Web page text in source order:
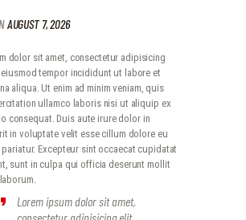
AUGUST 7, 2026
dolor sit amet, consectetur adipisicing
tempor incididunt ut labore et
aliqua. Ut enim ad minim veniam, quis
ullamco laboris nisi ut aliquip ex
consequat. Duis aute irure dolor in
in voluptate velit esse cillum dolore eu
Excepteur sint occaecat cupidatat
sunt in culpa qui officia deserunt mollit
Lorem ipsum dolor sit amet,